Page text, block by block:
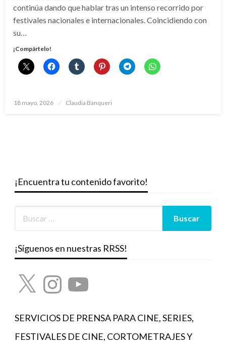
continúa dando que hablar tras un intenso recorrido por
festivales nacionales e internacionales. Coincidiendo con
su…
¡Compártelo!
Publicado
18 mayo, 2026 Claudia Banqueri
¡Encuentra tu contenido favorito!
¡Síguenos en nuestras RRSS!
X InstagramYouTube
SERVICIOS DE PRENSA PARA CINE, SERIES,
FESTIVALES DE CINE, CORTOMETRAJES Y